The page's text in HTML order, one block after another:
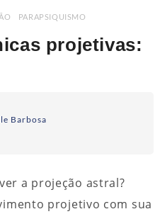
PARAPSIQUISMO
projetivas:
Barbosa
a projeção astral?
projetivo com sua